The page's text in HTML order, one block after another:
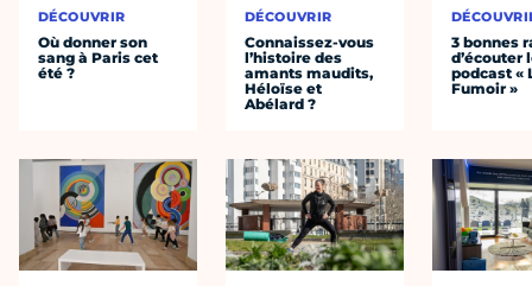
DÉCOUVRIR
Où donner son
sang à Paris cet
été ?
DÉCOUVRIR
Connaissez-vous
l’histoire des
amants maudits,
Héloïse et
Abélard ?
3 bonnes
d’écouter
podcast «
Fumoir »